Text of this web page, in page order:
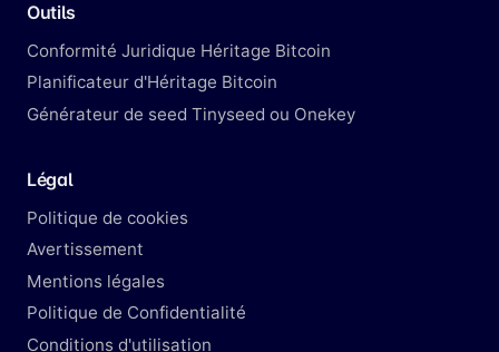
Outils
Conformité Juridique Héritage Bitcoin
Planificateur d'Héritage Bitcoin
Générateur de seed Tinyseed ou Onekey
Légal
Politique de cookies
Avertissement
Mentions légales
Politique de Confidentialité
Conditions d'utilisation